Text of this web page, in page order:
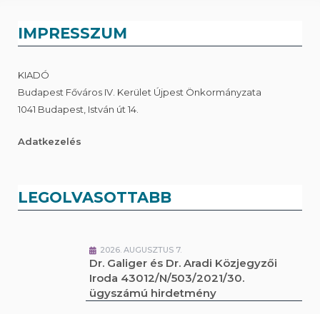
IMPRESSZUM
KIADÓ
Budapest Főváros IV. Kerület Újpest Önkormányzata
1041 Budapest, István út 14.
Adatkezelés
LEGOLVASOTTABB
2026. AUGUSZTUS 7.
Dr. Galiger és Dr. Aradi Közjegyzői
Iroda 43012/N/503/2021/30.
ügyszámú hirdetmény